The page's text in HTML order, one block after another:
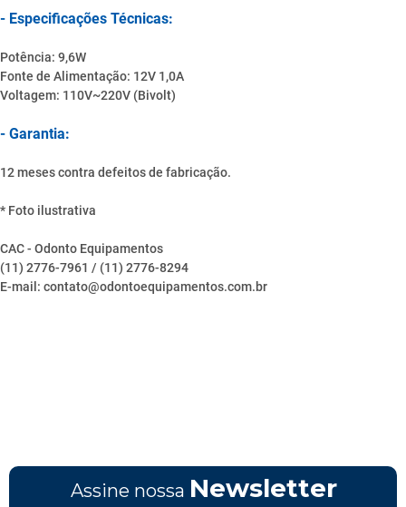
- Especificações Técnicas:
Potência: 9,6W
Fonte de Alimentação: 12V 1,0A
Voltagem: 110V~220V (Bivolt)
- Garantia:
12 meses contra defeitos de fabricação.
* Foto ilustrativa
CAC - Odonto Equipamentos
(11) 2776-7961 / (11) 2776-8294
E-mail: contato@odontoequipamentos.com.br
Assine nossa Newsletter